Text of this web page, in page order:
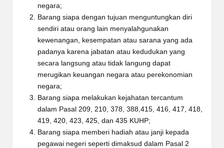
negara;
Barang siapa dengan tujuan menguntungkan diri
sendiri atau orang lain menyalahgunakan
kewenangan, kesempatan atau sarana yang ada
padanya karena jabatan atau kedudukan yang
secara langsung atau tidak langung dapat
merugikan keuangan negara atau perekonomian
negara;
Barang siapa melakukan kejahatan tercantum
dalam Pasal 209, 210, 378, 388,415, 416, 417, 418,
419, 420, 423, 425, dan 435 KUHP;
Barang siapa memberi hadiah atau janji kepada
pegawai negeri seperti dimaksud dalam Pasal 2